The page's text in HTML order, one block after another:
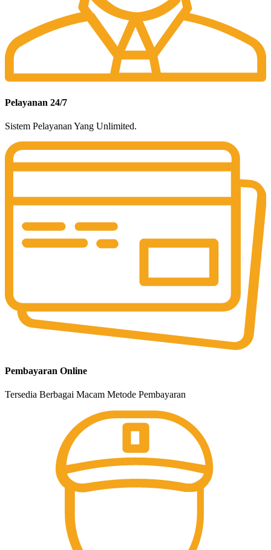
Pelayanan 24/7
Sistem Pelayanan Yang Unlimited.
Pembayaran Online
Tersedia Berbagai Macam Metode Pembayaran